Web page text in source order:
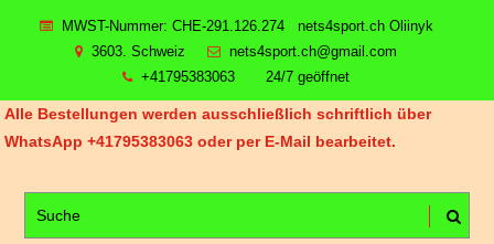
MWST-Nummer: CHE-291.126.274 nets4sport.ch Oliinyk
3603. Schweiz
nets4sport.ch@gmail.com
+41795383063
24/7 geöffnet
Alle Bestellungen werden ausschließlich schriftlich über
WhatsApp +41795383063 oder per E-Mail bearbeitet.